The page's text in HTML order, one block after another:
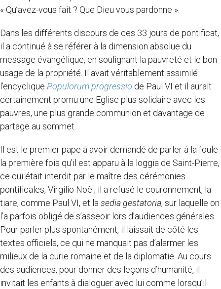
« Qu’avez-vous fait ? Que Dieu vous pardonne ».
Dans les différents discours de ces 33 jours de pontificat,
il a continué à se référer à la dimension absolue du
message évangélique, en soulignant la pauvreté et le bon
usage de la propriété. Il avait véritablement assimilé
l’encyclique Populorum progressio de Paul VI et il aurait
certainement promu une Eglise plus solidaire avec les
pauvres, une plus grande communion et davantage de
partage au sommet.
Il est le premier pape à avoir demandé de parler à la foule
la première fois qu’il est apparu à la loggia de Saint-Pierre,
ce qui était interdit par le maître des cérémonies
pontificales, Virgilio Noè ; il a refusé le couronnement, la
tiare, comme Paul VI, et la sedia gestatoria, sur laquelle on
l’a parfois obligé de s’asseoir lors d’audiences générales.
Pour parler plus spontanément, il laissait de côté les
textes officiels, ce qui ne manquait pas d’alarmer les
milieux de la curie romaine et de la diplomatie. Au cours
des audiences, pour donner des leçons d’humanité, il
invitait les enfants à dialoguer avec lui comme lorsqu’il